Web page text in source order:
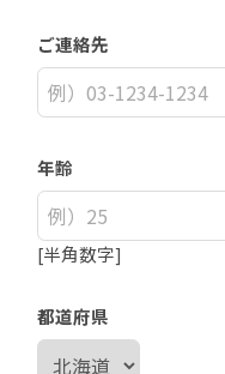
ご連絡先
年齢
[半角数字]
都道府県